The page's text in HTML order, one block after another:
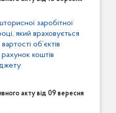
заробітної
який враховується
об’єктів
коштів
акту від 09 вересня